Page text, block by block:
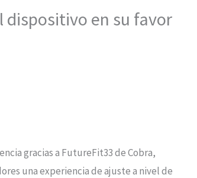
dispositivo en su favor
gracias a FutureFit33 de Cobra,
una experiencia de ajuste a nivel de